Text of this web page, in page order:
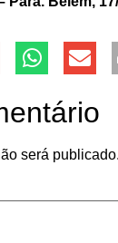
será publicado.